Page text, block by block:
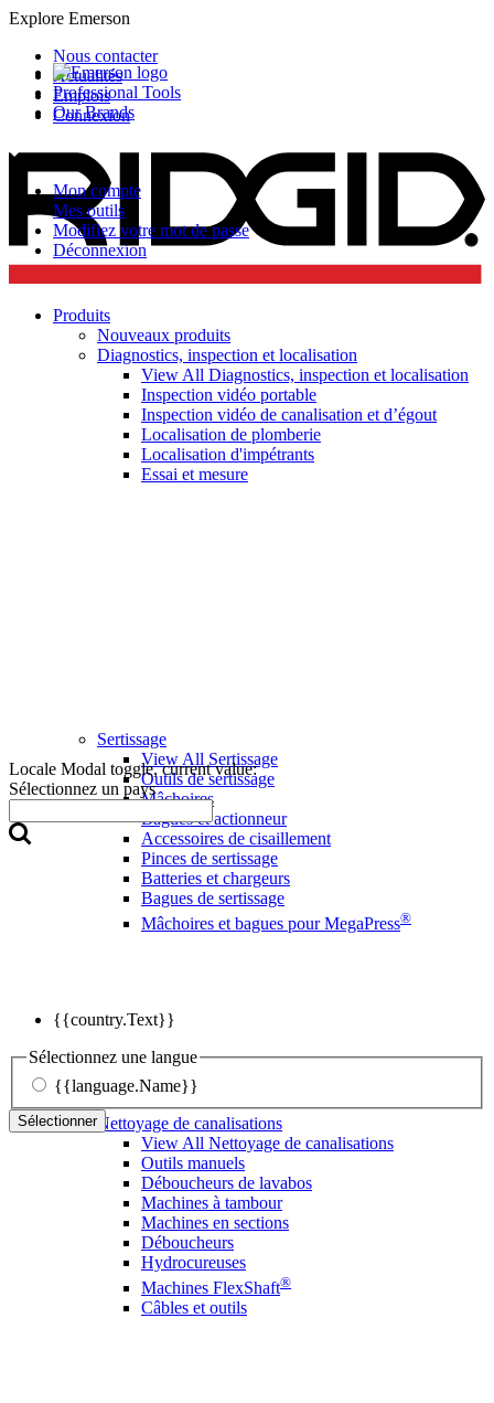
Explore Emerson
Professional Tools
Our Brands
Nous contacter
Actualités
Emplois
Connexion
Mon compte
Mes outils
Modifiez votre mot de passe
Déconnexion
Locale Modal toggle, current value:
Sélectionnez un pays
{{country.Text}}
Sélectionnez une langue
{{language.Name}}
Sélectionner
Produits
Nouveaux produits
Diagnostics, inspection et localisation
View All Diagnostics, inspection et localisation
Inspection vidéo portable
Inspection vidéo de canalisation et d’égout
Localisation de plomberie
Localisation d'impétrants
Essai et mesure
Sertissage
View All Sertissage
Outils de sertissage
Mâchoires
Bagues et actionneur
Accessoires de cisaillement
Pinces de sertissage
Batteries et chargeurs
Bagues de sertissage
Mâchoires et bagues pour MegaPress®
Nettoyage de canalisations
View All Nettoyage de canalisations
Outils manuels
Déboucheurs de lavabos
Machines à tambour
Machines en sections
Déboucheurs
Hydrocureuses
Machines FlexShaft®
Câbles et outils